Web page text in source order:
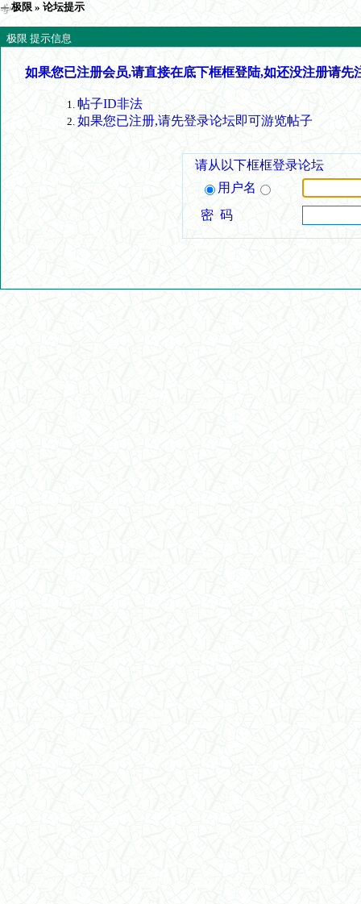
极限 » 论坛提示
极限 提示信息
如果您已注册会员,请直接在底下框框登陆,如还没注册请先
帖子ID非法
如果您已注册,请先登录论坛即可游览帖子
请从以下框框登录论坛
用户名
密 码